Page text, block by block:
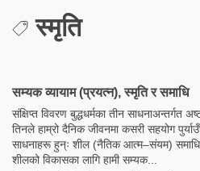
स्मृति
सम्यक व्यायाम (प्रयत्न), स्मृति र समाधि
संक्षिप्त विवरण बुद्धधर्मका तीन साधनाअन्तर्गत
तिनले हाम्रो दैनिक जीवनमा कसरी सहयोग
साधनाहरू हुन्ः शील (नैतिक आत्म–संयम) समाधि
शीलको विकासका लागि हामी सम्यक...